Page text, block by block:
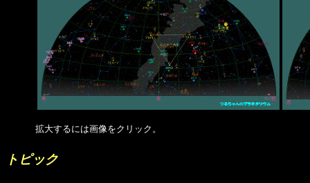
拡大するには画像をクリック。
トピック